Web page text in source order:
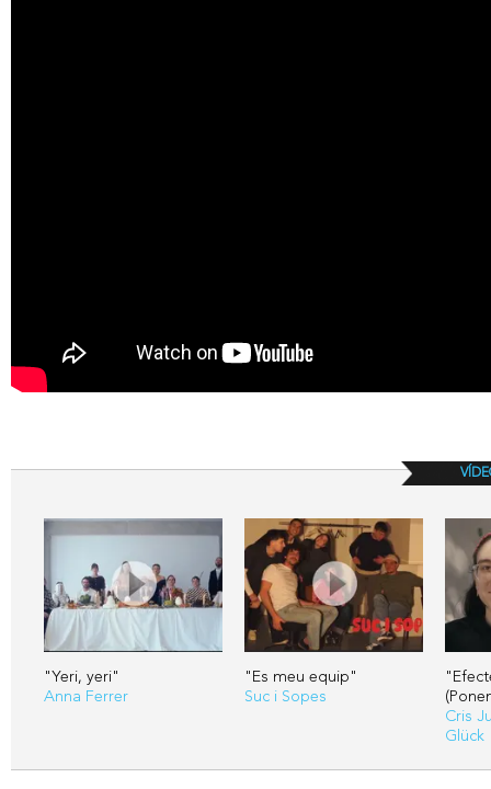
"Yeri, yeri"
Anna Ferrer
"Es meu equip"
Suc i Sopes
Cris
Glück